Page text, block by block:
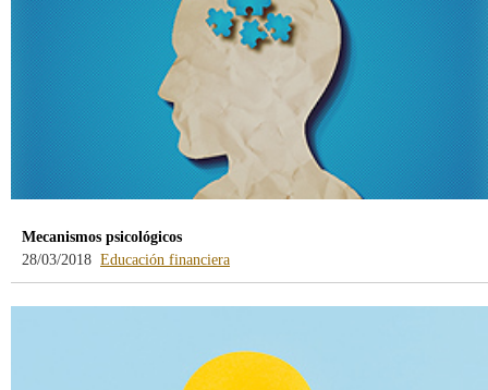
Mecanismos psicológicos
28/03/2018 Educación financiera